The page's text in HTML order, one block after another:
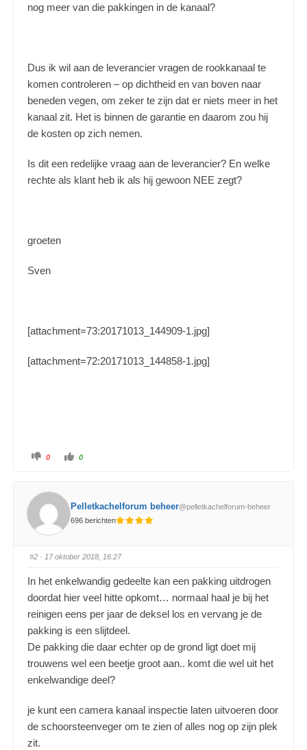
nog meer van die pakkingen in de kanaal?
Dus ik wil aan de leverancier vragen de rookkanaal te
komen controleren – op dichtheid en van boven naar
beneden vegen, om zeker te zijn dat er niets meer in het
kanaal zit. Het is binnen de garantie en daarom zou hij
de kosten op zich nemen.
Is dit een redelijke vraag aan de leverancier? En welke
rechte als klant heb ik als hij gewoon NEE zegt?
groeten
Sven
[attachment=73:20171013_144909-1.jpg]
[attachment=72:20171013_144858-1.jpg]
0 0
Pelletkachelforum beheer@pelletkachelforum-beheer
696 berichten
#2 · 17 oktober 2018, 16:27
In het enkelwandig gedeelte kan een pakking uitdrogen
doordat hier veel hitte opkomt… normaal haal je bij het
reinigen eens per jaar de deksel los en vervang je de
pakking is een slijtdeel.
De pakking die daar echter op de grond ligt doet mij
trouwens wel een beetje groot aan.. komt die wel uit het
enkelwandige deel?
je kunt een camera kanaal inspectie laten uitvoeren door
de schoorsteenveger om te zien of alles nog op zijn plek
zit.